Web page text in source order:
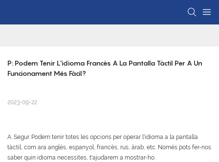
P: Podem Tenir L'idioma Francès A La Pantalla Tàctil Per A Un
Funcionament Més Fàcil?
2023-09-22
A: Segur. Podem tenir totes les opcions per operar l'idioma a la pantalla
tàctil, com ara anglès, espanyol, francès, rus, àrab, etc. Només pots fer-nos
saber quin idioma necessites, t'ajudarem a mostrar-ho.